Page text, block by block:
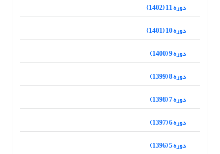
دوره 11 (1402)
دوره 10 (1401)
دوره 9 (1400)
دوره 8 (1399)
دوره 7 (1398)
دوره 6 (1397)
دوره 5 (1396)